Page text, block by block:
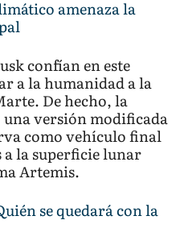
amenaza la
confían en este
a la humanidad a la
De hecho, la
una versión modificada
como vehículo final
la superficie lunar
Artemis.
se quedará con la